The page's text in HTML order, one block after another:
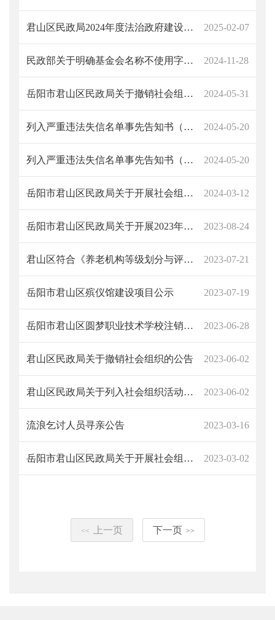
君山区民政局2024年度法治政府建设年度报告 2025-02-07
民政部关于明确基金会名称不使用字号有关情形的通知 2024-11-28
岳阳市君山区民政局关于撤销社会组织的公告（君山区蔬菜行业协会） 2024-05-31
列入严重违法失信名单事先告知书（君山区蔬菜行业协会） 2024-05-20
列入严重违法失信名单事先告知书（君山区武术协会） 2024-05-20
岳阳市君山区民政局关于开展社会组织2023年度检查工作的通知 2024-03-12
岳阳市君山区民政局关于开展2023年区级社会组织等级评估工作的通知 2023-08-24
君山区符合《养老机构等级划分与评定》参评条件的养老机构名单公示（一、二级） 2023-07-21
岳阳市君山区殡仪馆建设项目公示 2023-07-19
岳阳市君山区圆梦职业技术学校注销公告 2023-06-28
君山区民政局关于撤销社会组织的公告 2023-06-02
君山区民政局关于列入社会组织活动异常名录的公告 2023-06-02
流浪乞讨人员寻亲公告 2023-03-16
岳阳市君山区民政局关于开展社会组织2022年度检查工作的通知 2023-03-02
<< 上一页 下一页 >>